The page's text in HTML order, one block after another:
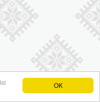
OK
fra e-hjemmeside.dk